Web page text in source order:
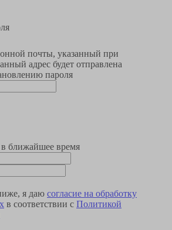
почты, указанный при
адрес будет отправлена
пароля
ближайшее время
я даю согласие на обработку
в соответствии с Политикой